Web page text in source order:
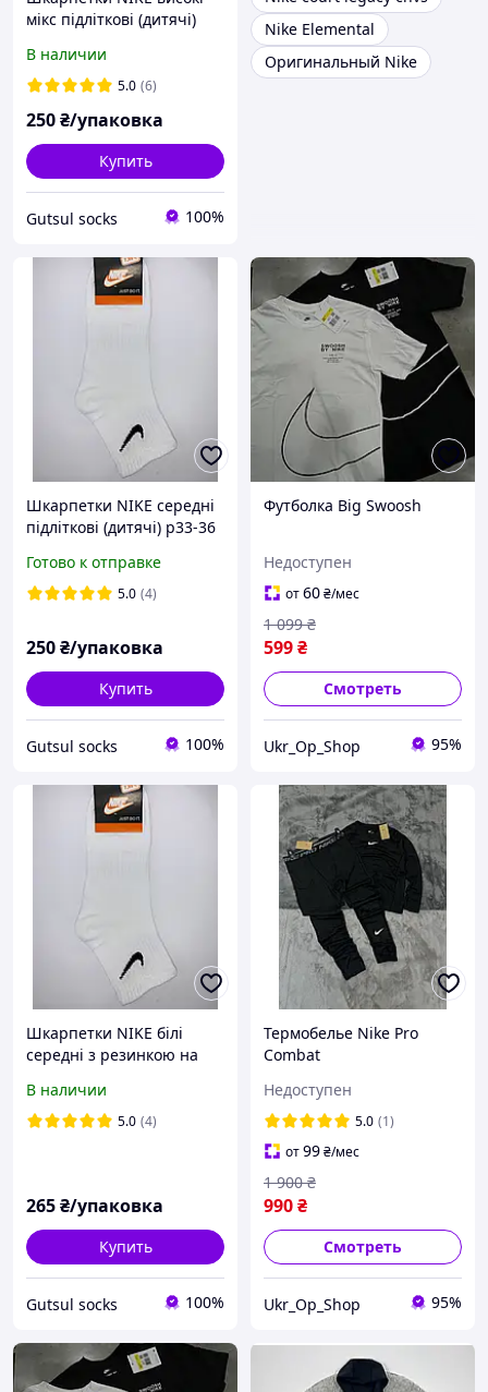
мікс підліткові (дитячі)
В наличии
5.0 (6)
250₴/упаковка
Купить
Gutsul socks 100%
Nike Elemental
Оригинальный Nike
Шкарпетки NIKE середні
підліткові (дитячі) р33-36
Готово к отправке
5.0 (4)
250₴/упаковка
Купить
Gutsul socks 100%
Футболка Big Swoosh
Недоступен
от60₴/мес
599₴
1 099 ₴
Смотреть
Ukr_Op_Shop 95%
Шкарпетки NIKE білі
середні з резинкою на
В наличии
5.0 (4)
265₴/упаковка
Купить
Gutsul socks 100%
Термобелье Nike Pro
Combat
Недоступен
5.0 (1)
от99₴/мес
990₴
1 900 ₴
Смотреть
Ukr_Op_Shop 95%